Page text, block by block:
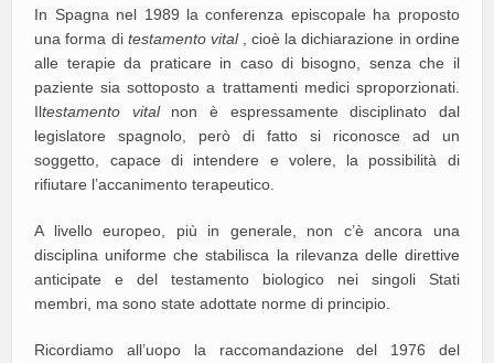
In Spagna nel 1989 la conferenza episcopale ha proposto
una forma di testamento vital, cioè la dichiarazione in ordine
alle terapie da praticare in caso di bisogno, senza che il
paziente sia sottoposto a trattamenti medici sproporzionati.
Iltestamento vital non è espressamente disciplinato dal
legislatore spagnolo, però di fatto si riconosce ad un
soggetto, capace di intendere e volere, la possibilità di
rifiutare l’accanimento terapeutico.
A livello europeo, più in generale, non c’è ancora una
disciplina uniforme che stabilisca la rilevanza delle direttive
anticipate e del testamento biologico nei singoli Stati
membri, ma sono state adottate norme di principio.
Ricordiamo all’uopo la raccomandazione del 1976 del